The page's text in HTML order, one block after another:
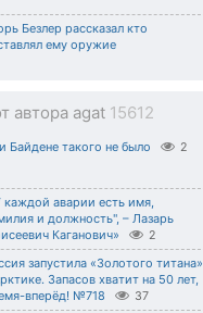
Безлер рассказал кто
ему оружие
автора agat 15612
Байдене такого не было 2
каждой аварии есть имя,
и должность", – Лазарь
Каганович»
2
запустила «Золотого титана»
Запасов хватит на 50 лет,
вперёд! №718
37